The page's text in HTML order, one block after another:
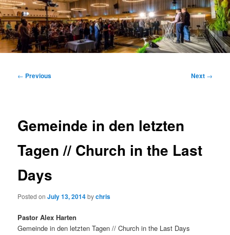
Post
← Previous Next →
Gemeinde in den letzten
Tagen // Church in the Last
Days
Posted onJuly 13, 2014bychris
Pastor Alex Harten
Gemeinde in den letzten Tagen // Church in the Last Days